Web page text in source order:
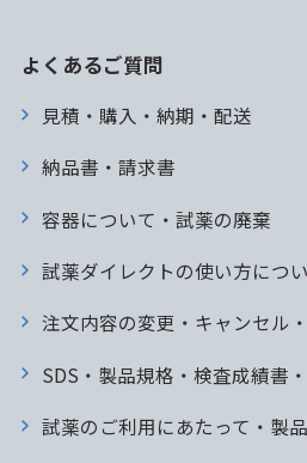
よくあるご質問
見積・購入・納期・配送
納品書・請求書
容器について・試薬の廃棄
試薬ダイレクトの使い方につ
注文内容の変更・キャンセル
SDS・製品規格・検査成績書
試薬のご利用にあたって・製